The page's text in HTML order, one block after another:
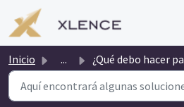
Saltar al contenido principal
Inicio ... ¿Qué debo hacer para retirar mis beneficios?